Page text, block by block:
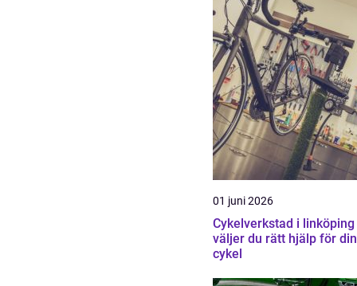
01 juni 2026
Cykelverkstad i linköping så
väljer du rätt hjälp för din
cykel